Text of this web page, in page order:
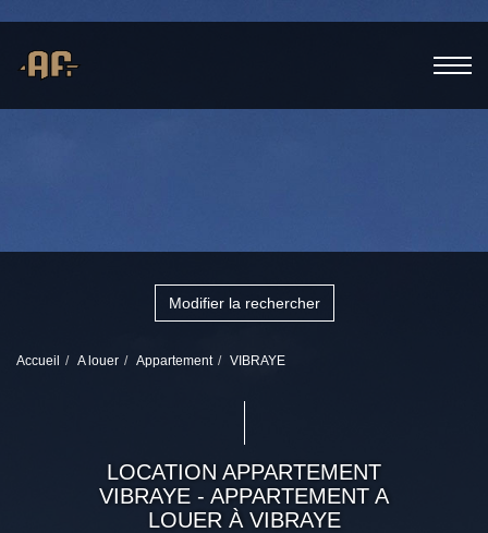
Modifier la rechercher
Accueil A louer Appartement VIBRAYE
LOCATION APPARTEMENT
VIBRAYE - APPARTEMENT A
LOUER À VIBRAYE